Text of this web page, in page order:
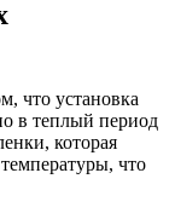
что установка
в теплый период
которая
что